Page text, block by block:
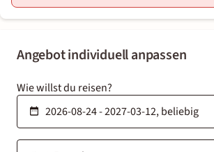
Angebot individuell anpassen
Wie willst du reisen?